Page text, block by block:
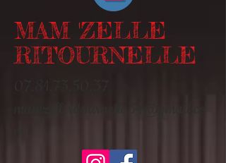
MAM 'ZELLE
RITOURNELLE